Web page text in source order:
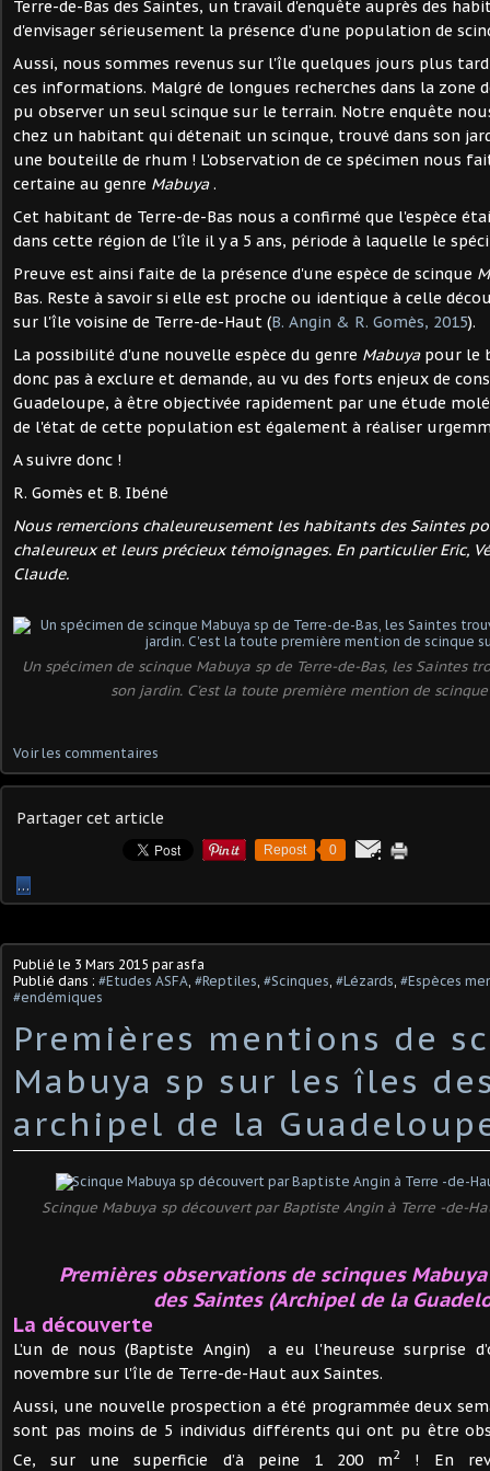
Terre-de-Bas des Saintes, un travail d'enquête auprès des
d'envisager sérieusement la présence d'une population de
Aussi, nous sommes revenus sur l'île quelques jours plus
ces informations. Malgré de longues recherches dans la zone
pu observer un seul scinque sur le terrain. Notre enquête
chez un habitant qui détenait un scinque, trouvé dans son
une bouteille de rhum ! L'observation de ce spécimen nous
certaine au genre Mabuya.
Cet habitant de Terre-de-Bas nous a confirmé que l'espèce
dans cette région de l'île il y a 5 ans, période à laquelle le
Preuve est ainsi faite de la présence d'une espèce de scinque
Bas. Reste à savoir si elle est proche ou identique à celle
sur l'île voisine de Terre-de-Haut (B. Angin & R. Gomès, 2015).
La possibilité d'une nouvelle espèce du genre Mabuyapour le
donc pas à exclure et demande, au vu des forts enjeux de
Guadeloupe, à être objectivée rapidement par une étude
de l'état de cette population est également à réaliser
A suivre donc !
R. Gomès et B. Ibéné
Nous remercions chaleureusement les habitants des Saintes
chaleureux et leurs précieux témoignages. En particulier Eric,
Claude.
Un spécimen de scinque Mabuya sp de Terre-de-Bas, les Saintes
son jardin. C'est la toute première mention de
Voir les commentaires
Partager cet article
Repost 0
…
Publié le 3 Mars 2015 par asfa
Publié dans : #Etudes ASFA #Reptiles #Scinques #Lézards #Espèces
#endémiques
Premières mentions de
Mabuya sp sur les îles
archipel de la
Scinque Mabuya sp découvert par Baptiste Angin à Terre -de-
Premières observations de scinques
des Saintes (Archipel de la
La découverte
L’un de nous (Baptiste Angin) a eu l'heureuse surprise
novembre sur l'île de Terre-de-Haut aux Saintes.
Aussi, une nouvelle prospection a été programmée deux
sont pas moins de 5 individus différents qui ont pu être
Ce, sur une superficie d’à peine 1 200 m2
! En